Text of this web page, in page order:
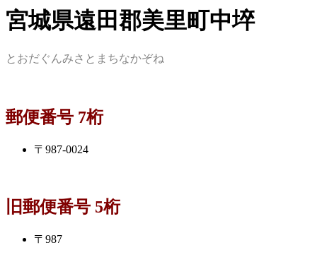
宮城県遠田郡美里町中埣
とおだぐんみさとまちなかぞね
郵便番号 7桁
〒987-0024
旧郵便番号 5桁
〒987